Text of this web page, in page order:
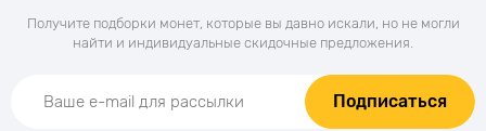
Получите подборки монет, которые вы давно искали, но не могли
найти и индивидуальные скидочные предложения.
Подписаться